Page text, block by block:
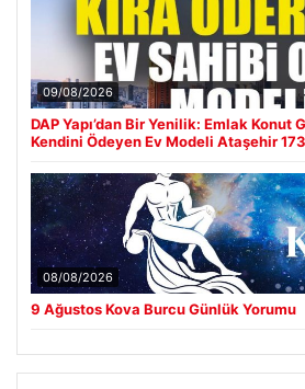
09/08/2026
DAP Yapı’dan Bir Yenilik: Emlak Konut
Kendini Ödeyen Ev Modeli Ataşehir
08/08/2026
9 Ağustos Kova Burcu Günlük Yorumu